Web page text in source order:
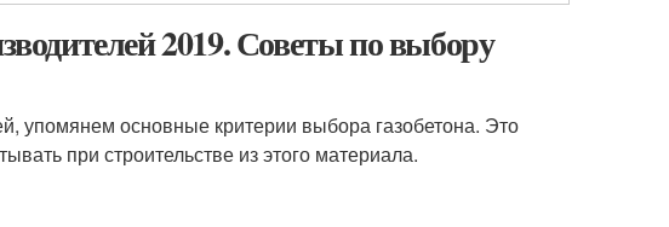
2019. Советы по выбору
упомянем основные критерии выбора газобетона. Это
при строительстве из этого материала.